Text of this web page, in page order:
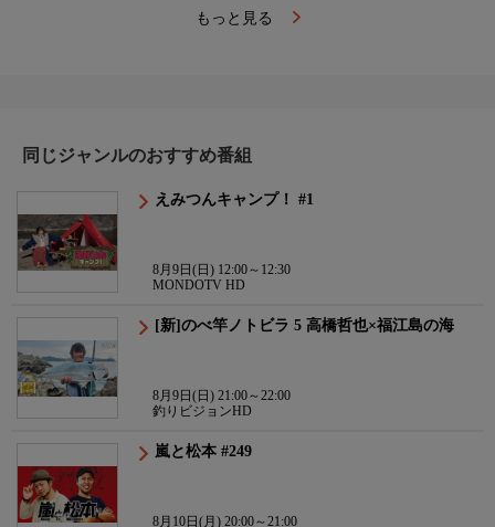
もっと見る
同じジャンルのおすすめ番組
えみつんキャンプ！ #1
8月9日(日) 12:00～12:30
MONDOTV HD
[新]のべ竿ノトビラ 5 高橋哲也×福江島の海
8月9日(日) 21:00～22:00
釣りビジョンHD
嵐と松本 #249
8月10日(月) 20:00～21:00